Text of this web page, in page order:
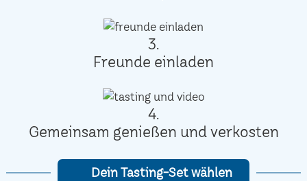
3.
Freunde einladen
4.
Gemeinsam genießen und verkosten
Dein Tasting-Set wählen